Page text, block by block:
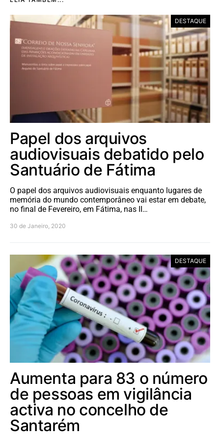
DESTAQUE
Papel dos arquivos
audiovisuais debatido pelo
Santuário de Fátima
O papel dos arquivos audiovisuais enquanto lugares de
memória do mundo contemporâneo vai estar em debate,
no final de Fevereiro, em Fátima, nas II…
30 de Janeiro, 2020
DESTAQUE
Aumenta para 83 o número
de pessoas em vigilância
activa no concelho de
Santarém